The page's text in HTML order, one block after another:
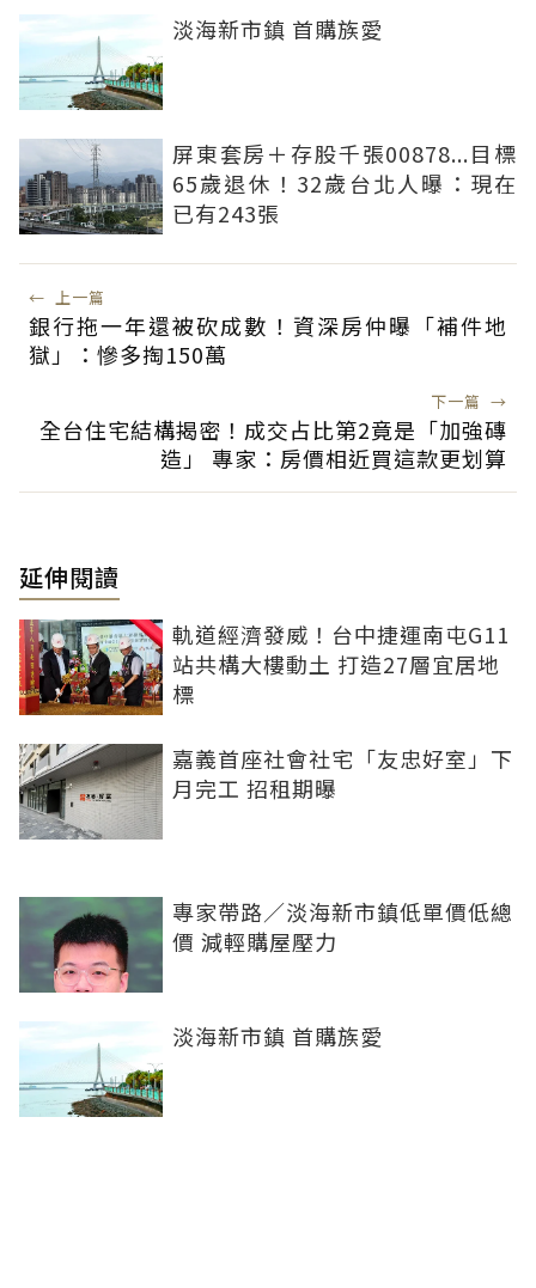
淡海新市鎮 首購族愛
屏東套房＋存股千張00878...目標
65歲退休！32歲台北人曝：現在
已有243張
← 上一篇
銀行拖一年還被砍成數！資深房仲曝「補件地
獄」：慘多掏150萬
下一篇 →
全台住宅結構揭密！成交占比第2竟是「加強磚
造」 專家：房價相近買這款更划算
延伸閱讀
軌道經濟發威！台中捷運南屯G11
站共構大樓動土 打造27層宜居地
標
嘉義首座社會社宅「友忠好室」下
月完工 招租期曝
專家帶路／淡海新市鎮低單價低總
價 減輕購屋壓力
淡海新市鎮 首購族愛